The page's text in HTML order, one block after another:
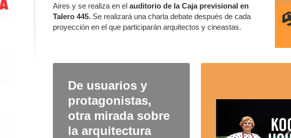
Aires y se realiza en el auditorio de la Caja previsional en
Talero 445. Se realizará una charla debate después de cada
proyección en el que participarán arquitectos y cineastas.
De usuarios y
protagonistas,
otra mirada sobre
la arquitectura